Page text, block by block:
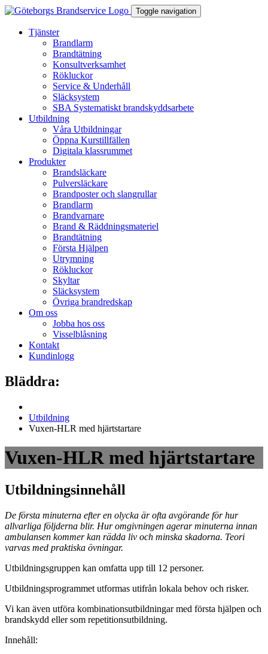
Toggle navigation
Tjänster
Brandlarm
Brandtätning
Konsultverksamhet
Rökluckor
Service & Underhåll
Släcksystem
SBA Systematiskt brandskyddsarbete
Utbildning
Våra Utbildningar
Öppna Kurstillfällen
Digitala klassrummet
Produkter
Brandsläckare
Pulversläckare
Brandposter och slangrullar
Brandlarm
Brandvarnare
Brand & Räddningsmateriel
Brandtätning
Första Hjälpen
Utrymning
Rökluckor
Skyltar
Släcksystem
Övriga brandredskap
Om oss
Jobba hos oss
Visselblåsning
Kontakt
Kundinlogg
Bläddra:
Utbildning
Vuxen-HLR med hjärtstartare
Vuxen-HLR med hjärtstartare
Utbildningsinnehåll
De första minuterna efter en olycka är ofta avgörande för hur
allvarliga följderna blir. Hur omgivningen agerar minuterna innan
ambulansen kommer kan rädda liv och minska skadorna. Teori
varvas med praktiska övningar.
Utbildningsgruppen kan omfatta upp till 12 personer.
Utbildningsprogrammet utformas utifrån lokala behov och risker.
Vi kan även utföra kombinationsutbildningar med första hjälpen och
brandskydd eller som repetitionsutbildning.
Innehåll: